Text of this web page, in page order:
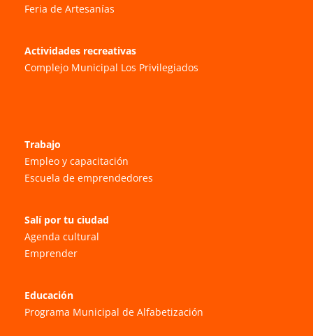
Feria de Artesanías
Actividades recreativas
Complejo Municipal Los Privilegiados
Trabajo
Empleo y capacitación
Escuela de emprendedores
Salí por tu ciudad
Agenda cultural
Emprender
Educación
Programa Municipal de Alfabetización